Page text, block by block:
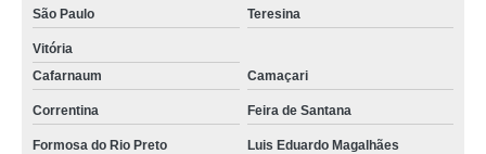
São Paulo Teresina
Vitória
Cafarnaum
Camaçari
Correntina Feira de Santana
Formosa do Rio Preto Luis Eduardo Magalhães